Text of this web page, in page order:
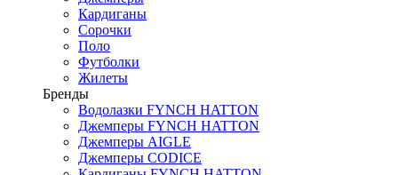
Кардиганы
Сорочки
Поло
Футболки
Жилеты
Бренды
Водолазки FYNCH HATTON
Джемперы FYNCH HATTON
Джемперы AIGLE
Джемперы CODICE